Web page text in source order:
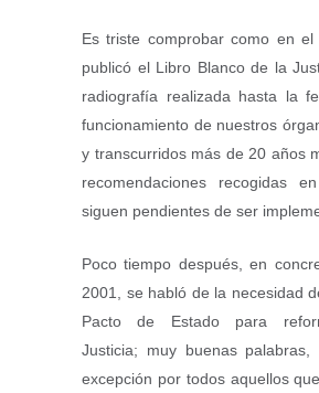
Es triste comprobar como en
publicó el Libro Blanco de la
radiografía realizada hasta la
funcionamiento de nuestros
y transcurridos más de 20 años
recomendaciones recogidas
siguen pendientes de ser
Poco tiempo después, en
2001, se habló de la necesidad
Pacto de Estado para
Justicia; muy buenas palabras,
excepción por todos aquellos